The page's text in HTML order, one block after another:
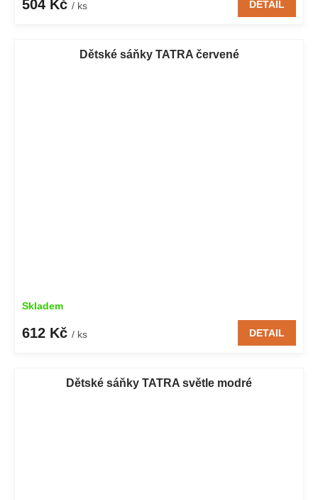
504 Kč / ks DETAIL
Dětské sáňky TATRA červené
Skladem
612 Kč / ks DETAIL
Dětské sáňky TATRA světle modré